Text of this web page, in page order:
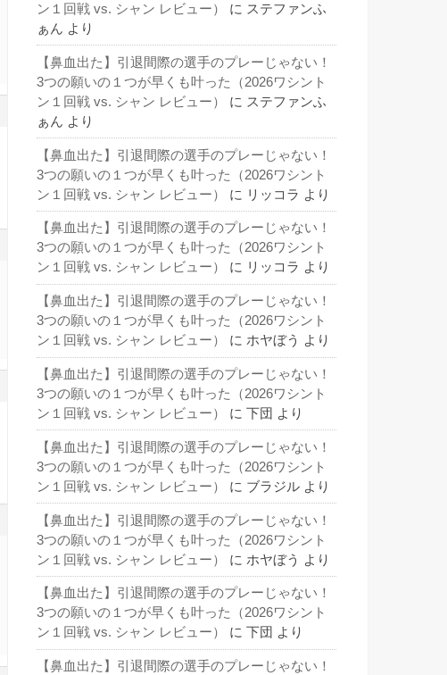
ン１回戦 vs. シャン レビュー）
に ステファンふ
ぁん より
【鼻血出た】引退間際の選手のプレーじゃない！
3つの願いの１つが早くも叶った（2026ワシント
ン１回戦 vs. シャン レビュー）
に ステファンふ
ぁん より
【鼻血出た】引退間際の選手のプレーじゃない！
3つの願いの１つが早くも叶った（2026ワシント
ン１回戦 vs. シャン レビュー）
に リッコラ より
【鼻血出た】引退間際の選手のプレーじゃない！
3つの願いの１つが早くも叶った（2026ワシント
ン１回戦 vs. シャン レビュー）
に リッコラ より
【鼻血出た】引退間際の選手のプレーじゃない！
3つの願いの１つが早くも叶った（2026ワシント
ン１回戦 vs. シャン レビュー）
に ホヤぼう より
【鼻血出た】引退間際の選手のプレーじゃない！
3つの願いの１つが早くも叶った（2026ワシント
ン１回戦 vs. シャン レビュー）
に 下団 より
【鼻血出た】引退間際の選手のプレーじゃない！
3つの願いの１つが早くも叶った（2026ワシント
ン１回戦 vs. シャン レビュー）
に ブラジル より
【鼻血出た】引退間際の選手のプレーじゃない！
3つの願いの１つが早くも叶った（2026ワシント
ン１回戦 vs. シャン レビュー）
に ホヤぼう より
【鼻血出た】引退間際の選手のプレーじゃない！
3つの願いの１つが早くも叶った（2026ワシント
ン１回戦 vs. シャン レビュー）
に 下団 より
【鼻血出た】引退間際の選手のプレーじゃない！